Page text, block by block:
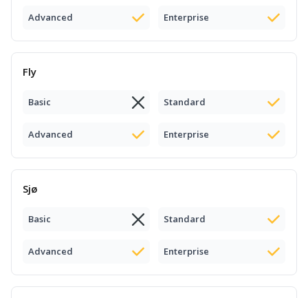
Advanced Enterprise
Fly
Basic Standard
Advanced Enterprise
Sjø
Basic Standard
Advanced Enterprise